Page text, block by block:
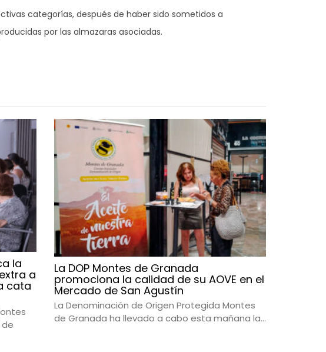
categorías, después de haber sido sometidos a
por las almazaras asociadas.
la
a
cata
La DOP Montes de Granada
promociona la calidad de su AOVE en el
Mercado de San Agustín
La Denominación de Origen Protegida Montes
de Granada ha llevado a cabo esta mañana la...